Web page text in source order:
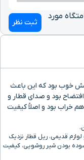
مورد
ثبت نظر
خوب بود که این باعث
بود و صدای قطار و
خراب بود و اصلاً کیفیت
قدیمی، ریل قطار نزدیک
بودن شیر روشویی، کیفیت